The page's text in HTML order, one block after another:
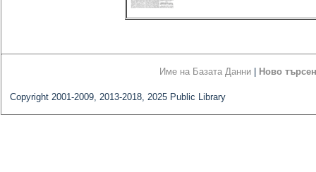
Име на Базата Данни Ново
Copyright 2001-2009, 2013-2018, 2025 Public Library